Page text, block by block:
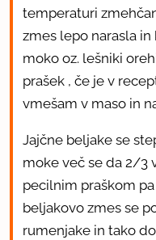
temperaturi
zmes lepo narasla
moko oz. lešniki
prašek , če je v
vmešam v maso in
Jajčne beljake se
moke več se da 2/3
pecilnim praškom
beljakovo zmes se
rumenjake in tako